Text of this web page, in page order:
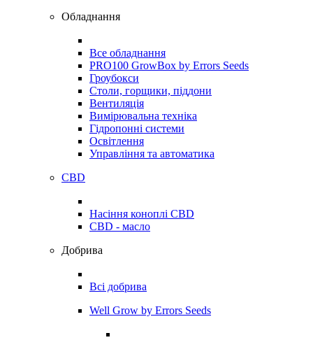
Обладнання
Все обладнання
PRO100 GrowBox by Errors Seeds
Гроубокси
Столи, горщики, піддони
Вентиляція
Вимірювальна техніка
Гідропонні системи
Освітлення
Управління та автоматика
CBD
Насіння коноплі CBD
CBD - масло
Добрива
Всі добрива
Well Grow by Errors Seeds